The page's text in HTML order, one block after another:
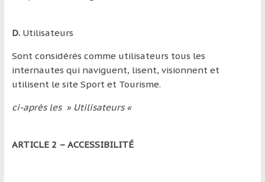
D.Utilisateurs
Sont considérés comme utilisateurs tous les
internautes qui naviguent, lisent, visionnent et
utilisent le site Sport et Tourisme.
ci-après les » Utilisateurs «
ARTICLE 2 – ACCESSIBILITÉ